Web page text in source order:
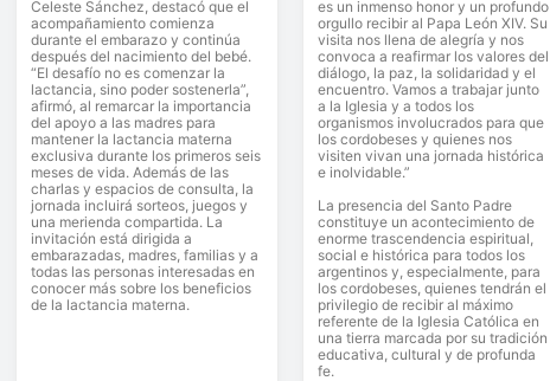
Celeste Sánchez, destacó que el
acompañamiento comienza
durante el embarazo y continúa
después del nacimiento del bebé.
“El desafío no es comenzar la
lactancia, sino poder sostenerla”,
afirmó, al remarcar la importancia
del apoyo a las madres para
mantener la lactancia materna
exclusiva durante los primeros seis
meses de vida. Además de las
charlas y espacios de consulta, la
jornada incluirá sorteos, juegos y
una merienda compartida. La
invitación está dirigida a
embarazadas, madres, familias y a
todas las personas interesadas en
conocer más sobre los beneficios
de la lactancia materna.
es un inmenso honor y un profundo
orgullo recibir al Papa León XIV. Su
visita nos llena de alegría y nos
convoca a reafirmar los valores del
diálogo, la paz, la solidaridad y el
encuentro. Vamos a trabajar junto
a la Iglesia y a todos los
organismos involucrados para que
los cordobeses y quienes nos
visiten vivan una jornada histórica
e inolvidable.”
La presencia del Santo Padre
constituye un acontecimiento de
enorme trascendencia espiritual,
social e histórica para todos los
argentinos y, especialmente, para
los cordobeses, quienes tendrán el
privilegio de recibir al máximo
referente de la Iglesia Católica en
una tierra marcada por su tradición
educativa, cultural y de profunda
fe.